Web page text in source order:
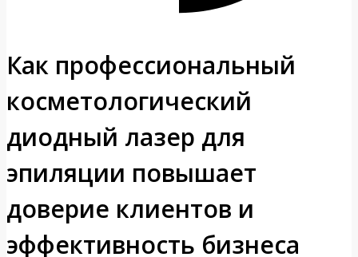
Как профессиональный
косметологический
диодный лазер для
эпиляции повышает
доверие клиентов и
эффективность бизнеса